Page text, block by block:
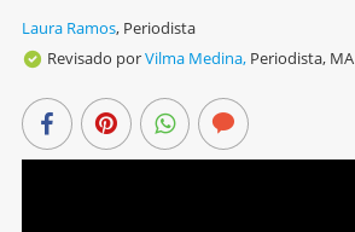
Laura Ramos, Periodista
Revisado porVilma Medina, Periodista, MA